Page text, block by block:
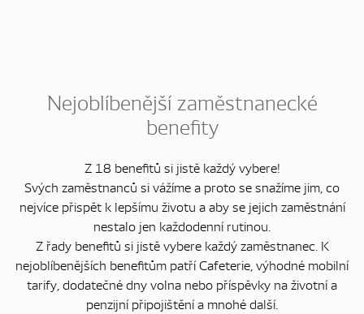
Nejoblíbenější zaměstnanecké
benefity
Z 18 benefitů si jistě každý vybere!
Svých zaměstnanců si vážíme a proto se snažíme jim, co
nejvíce přispět k lepšímu životu a aby se jejich zaměstnání
nestalo jen každodenní rutinou.
Z řady benefitů si jistě vybere každý zaměstnanec. K
nejoblíbenějších benefitům patří Cafeterie, výhodné mobilní
tarify, dodatečné dny volna nebo příspěvky na životní a
penzijní připojištění a mnohé další.